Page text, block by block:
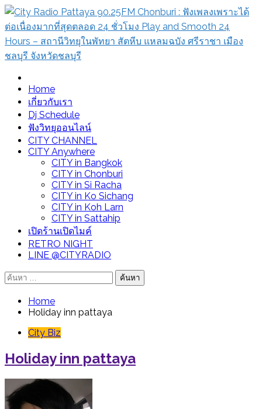
Skip
to
content
City Radio Pattaya 90.25FM Chonburi : ฟังเพลงเพราะได้ต่อ
เนื่องมากที่สุดตลอด 24 ชั่วโมง Play and Smooth 24 Hours –
สถานีวิทยุในพัทยา สัตหีบ แหลมฉบัง ศรีราชา เมืองชลบุรี จังหวัด
ชลบุรี
Home
เกี่ยวกับเรา
Dj Schedule
ฟังวิทยุออนไลน์
CITY CHANNEL
CITY Anywhere
CITY in Bangkok
CITY in Chonburi
CITY in Si Racha
CITY in Ko Sichang
CITY in Koh Larn
CITY in Sattahip
เปิดร้านเปิดไมค์
RETRO NIGHT
LINE @CITYRADIO
ค้นหา
Home
Holiday inn pattaya
City Biz
Holiday inn pattaya